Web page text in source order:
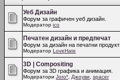
Уеб Дизайн
Форум за графичен уеб дизайн.
Модератор ico
Печатен дизайн и предпечат
Форум за дизайн на печатни
Модератор LoveHate
3D | Compositing
Форум за 3D графика и анимация.
Модератори Joro* Джоуви spacer